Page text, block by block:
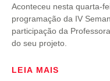
Aconteceu nesta quarta-
programação da IV
participação da
do seu projeto.
LEIA MAIS